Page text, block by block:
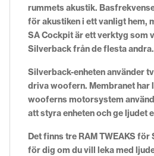
rummets akustik.
för akustiken i ett vanligt hem,
SA Cockpit är ett verktyg som
Silverback från de flesta andra.
Silverback-enheten använder
driva woofern. Membranet har
wooferns motorsystem
att styra enheten och ge ljudet
Det finns tre RAM TWEAKS
för dig om du vill leka med